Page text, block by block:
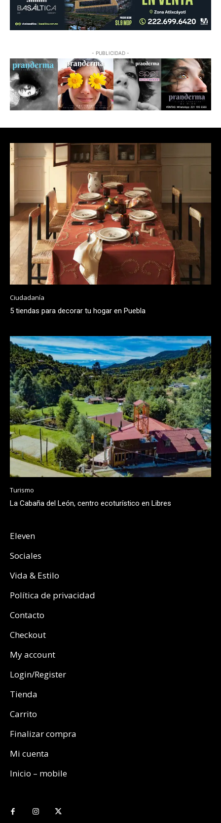
- PUBLICIDAD -
Ciudadanía
5 tiendas para decorar tu hogar en Puebla
Turismo
La Cabaña del León, centro ecoturístico en Libres
Eleven
Sociales
Vida & Estilo
Política de privacidad
Contacto
Checkout
My account
Login/Register
Tienda
Carrito
Finalizar compra
Mi cuenta
Inicio – mobile